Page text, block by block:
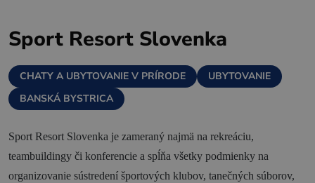
Región
Zvolen
Kremnica
Krupina
Infocentrá
Sport Resort Slovenka
CHATY A UBYTOVANIE V PRÍRODE
UBYTOVANIE
BANSKÁ BYSTRICA
Sport Resort Slovenka je zameraný najmä na rekreáciu,
teambuildingy či konferencie a spĺňa všetky podmienky na
organizovanie sústredení športových klubov, tanečných súborov,